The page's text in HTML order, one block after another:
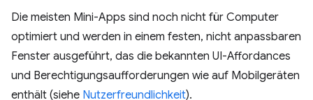
Die meisten Mini-Apps sind noch nicht für Computer
optimiert und werden in einem festen, nicht anpassbaren
Fenster ausgeführt, das die bekannten UI-Affordances
und Berechtigungsaufforderungen wie auf Mobilgeräten
enthält (siehe Nutzerfreundlichkeit).